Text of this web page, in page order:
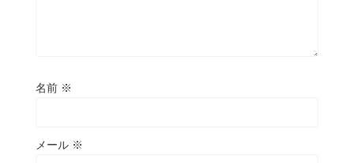
名前 ※
メール ※